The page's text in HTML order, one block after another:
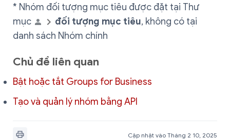
* Nhóm đối tượng mục tiêu được đặt tại Thư
mục
đối tượng mục tiêu, không có tại
danh sách Nhóm chính
Chủ đề liên quan
Bật hoặc tắt Groups for Business
Tạo và quản lý nhóm bằng API
Cập nhật vào Tháng 2 10, 2025